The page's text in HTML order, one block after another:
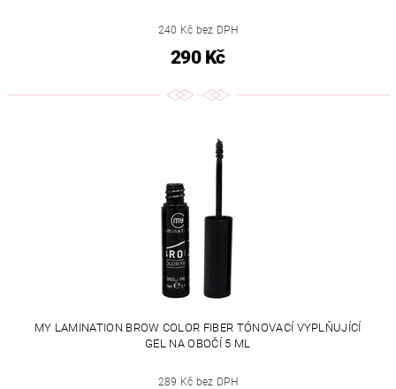
240 Kč bez DPH
290 Kč
MY LAMINATION BROW COLOR FIBER TÓNOVACÍ VYPLŇUJÍCÍ
GEL NA OBOČÍ 5 ML
289 Kč bez DPH